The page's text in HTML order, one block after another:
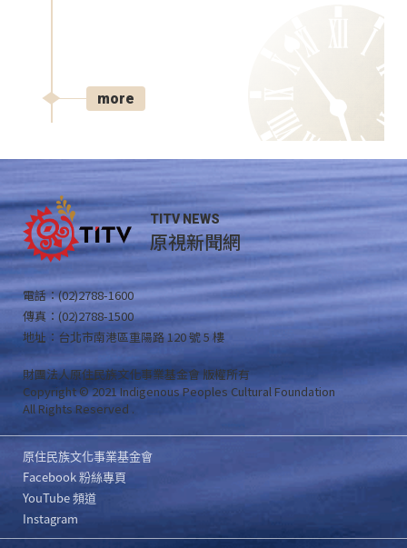
more
TITV NEWS
原視新聞網
電話：(02)2788-1600
傳真：(02)2788-1500
地址：台北市南港區重陽路 120 號 5 樓
財團法人原住民族文化事業基金會 版權所有
Copyright © 2021 Indigenous Peoples Cultural Foundation
All Rights Reserved .
原住民族文化事業基金會
Facebook 粉絲專頁
YouTube 頻道
Instagram